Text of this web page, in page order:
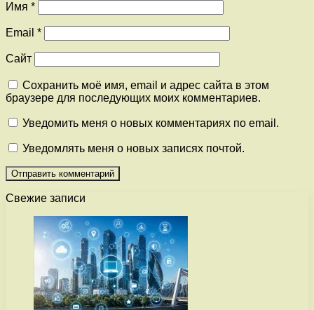
Имя *
Email *
Сайт
Сохранить моё имя, email и адрес сайта в этом
браузере для последующих моих комментариев.
Уведомить меня о новых комментариях по email.
Уведомлять меня о новых записях почтой.
Свежие записи